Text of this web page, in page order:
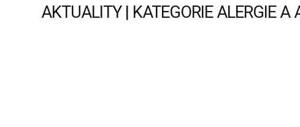
AKTUALITY | KATEGORIE ALERGIE